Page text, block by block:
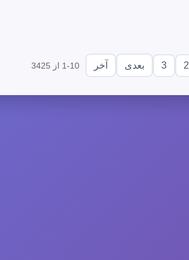
2
3 بعدی آخر 1-10 از 3425